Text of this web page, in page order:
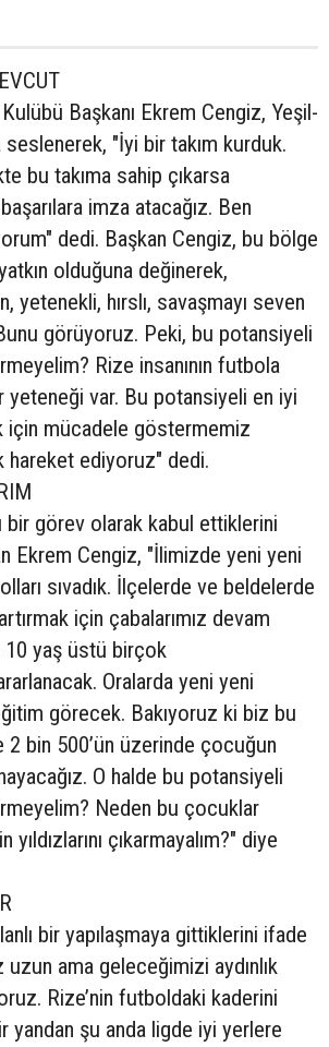
Başkanı Ekrem Cengiz, Yeşil-
"İyi bir takım kurduk.
bu takıma sahip çıkarsa
imza atacağız. Ben
dedi. Başkan Cengiz, bu bölge
olduğuna değinerek,
yetenekli, hırslı, savaşmayı seven
görüyoruz. Peki, bu potansiyeli
Rize insanının futbola
yeteneği var. Bu potansiyeli en iyi
için mücadele göstermemiz
hareket ediyoruz" dedi.
bir görev olarak kabul ettiklerini
Ekrem Cengiz, "İlimizde yeni yeni
sıvadık. İlçelerde ve beldelerde
için çabalarımız devam
10 yaş üstü birçok
Oralarda yeni yeni
görecek. Bakıyoruz ki biz bu
2 bin 500’ün üzerinde çocuğun
O halde bu potansiyeli
Neden bu çocuklar
yıldızlarını çıkarmayalım?" diye
bir yapılaşmaya gittiklerini ifade
ama geleceğimizi aydınlık
Rize’nin futboldaki kaderini
yandan şu anda ligde iyi yerlere